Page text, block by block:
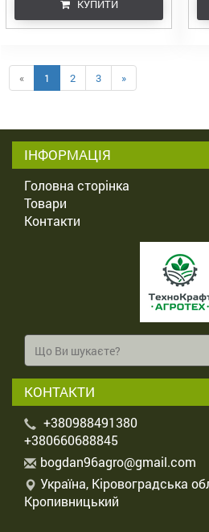
КУПИТИ
« 1 2 3 »
ІНФОРМАЦІЯ
Головна сторінка
Товари
Контакти
КОНТАКТИ
+380988491380
+380660688845
bogdan96agro@gmail.com
Україна, Кіровоградська
Кропивницький